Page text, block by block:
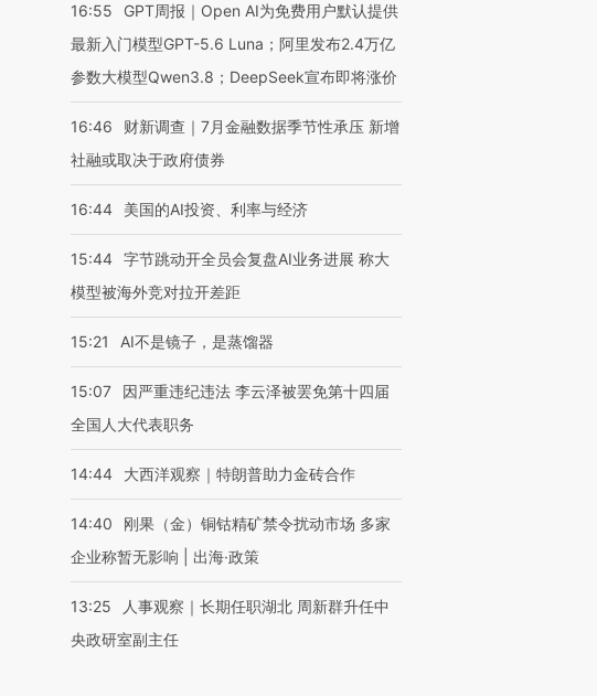
16:55
GPT周报｜Open AI为免费用户默认提供
最新入门模型GPT-5.6 Luna；阿里发布2.4万亿
参数大模型Qwen3.8；DeepSeek宣布即将涨价
16:46
财新调查｜7月金融数据季节性承压 新增
社融或取决于政府债券
16:44 美国的AI投资、利率与经济
15:44 字节跳动开全员会复盘AI业务进展 称大
模型被海外竞对拉开差距
15:21 AI不是镜子，是蒸馏器
15:07
因严重违纪违法 李云泽被罢免第十四届
全国人大代表职务
14:44 大西洋观察｜特朗普助力金砖合作
14:40
刚果（金）铜钴精矿禁令扰动市场 多家
企业称暂无影响 | 出海·政策
13:25
人事观察｜长期任职湖北 周新群升任中
央政研室副主任